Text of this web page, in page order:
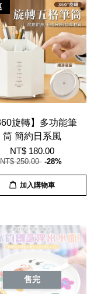
旋轉】多功能筆
筒 簡約日系風
NT$ 180.00
NT$ 250.00 -28%
加入購物車
售完